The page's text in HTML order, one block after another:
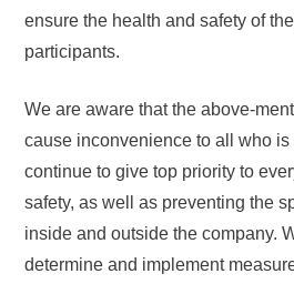
ensure the health and safety of
participants.
We are aware that the above-
cause inconvenience to all who is
continue to give top priority to
safety, as well as preventing the
inside and outside the company.
determine and implement